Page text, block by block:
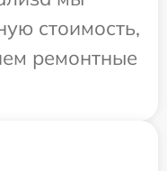
стоимость,
ремонтные